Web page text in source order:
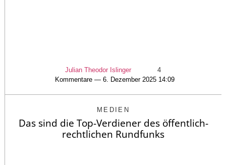
Julian Theodor Islinger
4
Kommentare — 6. Dezember 2025 14:09
MEDIEN
Das sind die Top-Verdiener des öffentlich-
rechtlichen Rundfunks